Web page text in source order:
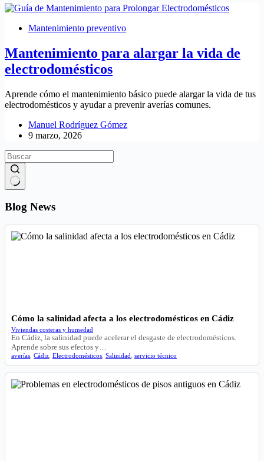
Mantenimiento preventivo
Mantenimiento para alargar la vida de
electrodomésticos
Aprende cómo el mantenimiento básico puede alargar la vida de tus
electrodomésticos y ayudar a prevenir averías comunes.
Manuel Rodríguez Gómez
9 marzo, 2026
resultados
Blog News
Cómo la salinidad afecta a los electrodomésticos en Cádiz
Viviendas costeras y humedad
En Cádiz, la salinidad puede acelerar el desgaste de electrodomésticos.
Aprende sobre sus efectos y…
averías Cádiz Electrodomésticos Salinidad servicio técnico